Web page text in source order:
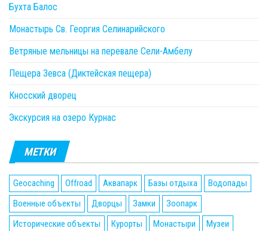
Бухта Балос
Монастырь Св. Георгия Селинарийского
Ветряные мельницы на перевале Сели-Амбелу
Пещера Зевса (Диктейская пещера)
Кносский дворец
Экскурсия на озеро Курнас
МЕТКИ
Geocaching Offroad Аквапарк Базы отдыха
Водопады
Военные объекты
Дворцы Замки
Зоопарк
Исторические объекты
Курорты Монастыри
Музеи